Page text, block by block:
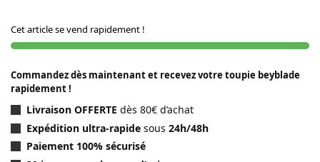
Cet article se vend rapidement !
Commandez dès maintenant et recevez votre toupie beyblade
rapidement !
Livraison OFFERTE dès 80€ d’achat
Expédition ultra-rapide sous 24h/48h
Paiement 100% sécurisé